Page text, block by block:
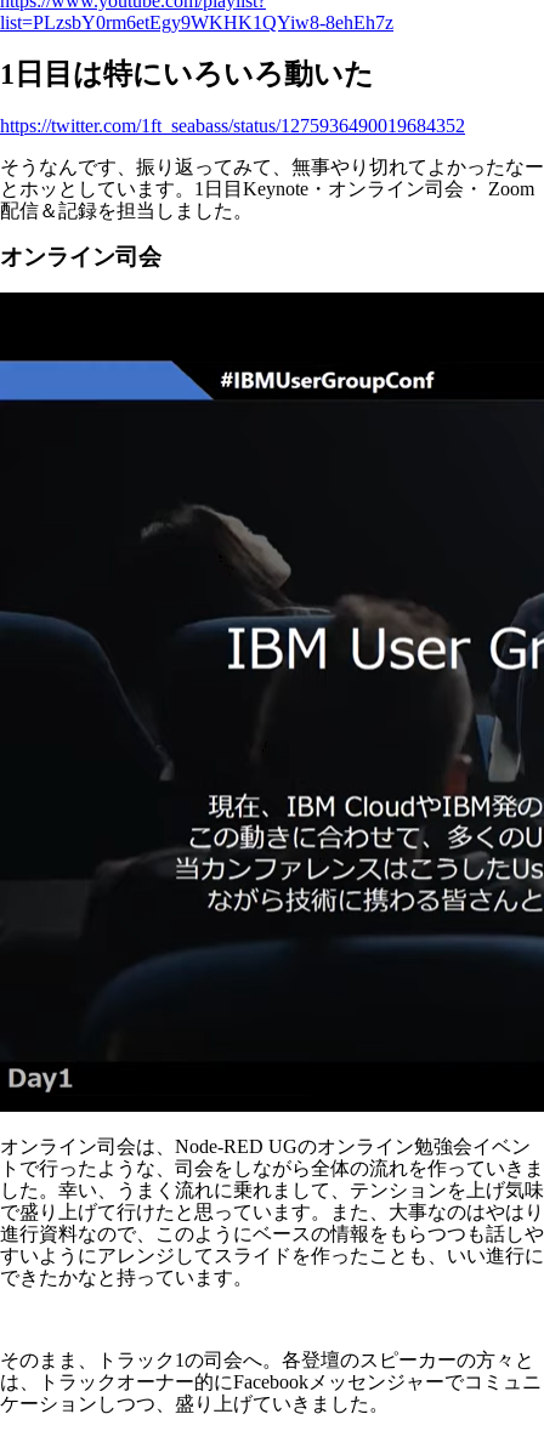
list=PLzsbY0rm6etEgy9WKHK1QYiw8-8ehEh7z
1日目は特にいろいろ動いた
https://twitter.com/1ft_seabass/status/1275936490019684352
そうなんです、振り返ってみて、無事やり切れてよかったなー
とホッとしています。1日目Keynote・オンライン司会・ Zoom
配信＆記録を担当しました。
オンライン司会
オンライン司会は、Node-RED UGのオンライン勉強会イベン
トで行ったような、司会をしながら全体の流れを作っていきま
した。幸い、うまく流れに乗れまして、テンションを上げ気味
で盛り上げて行けたと思っています。また、大事なのはやはり
進行資料なので、このようにベースの情報をもらつつも話しや
すいようにアレンジしてスライドを作ったことも、いい進行に
できたかなと持っています。
そのまま、トラック1の司会へ。各登壇のスピーカーの方々と
は、トラックオーナー的にFacebookメッセンジャーでコミュニ
ケーションしつつ、盛り上げていきました。